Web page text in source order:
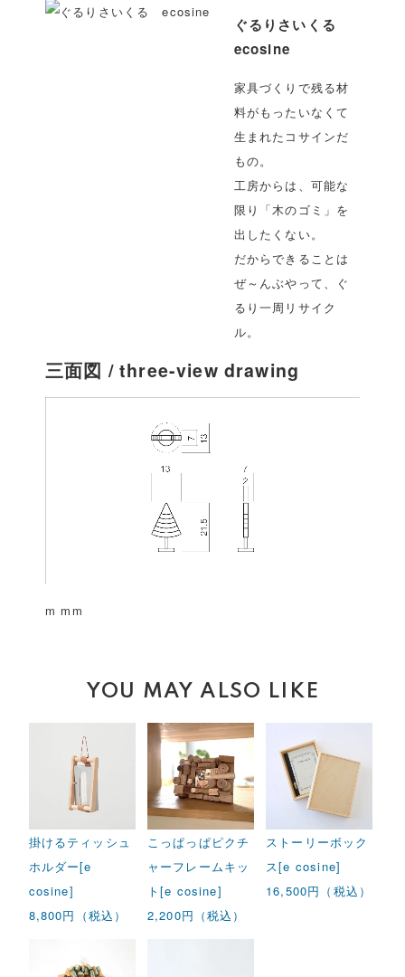
ぐるりさいくる
ecosine
家具づくりで残る材
料がもったいなくて
生まれたコサインだ
もの。
工房からは、可能な
限り「木のゴミ」を
出したくない。
だからできることは
ぜ～んぶやって、ぐ
るり一周リサイク
ル。
三面図 / three-view drawing
m mm
YOU MAY ALSO LIKE
掛けるティッシュ
ホルダー[e
cosine]
8,800円（税込）
こっぱっぱピクチ
ャーフレームキッ
ト[e cosine]
2,200円（税込）
ストーリーボック
ス[e cosine]
16,500円（税込）